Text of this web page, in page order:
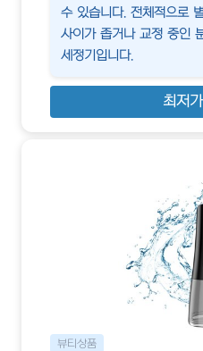
수 있습니다. 전체적으로
사이가 좁거나 교정 중인
세정기입니다.
최저
뷰티상품